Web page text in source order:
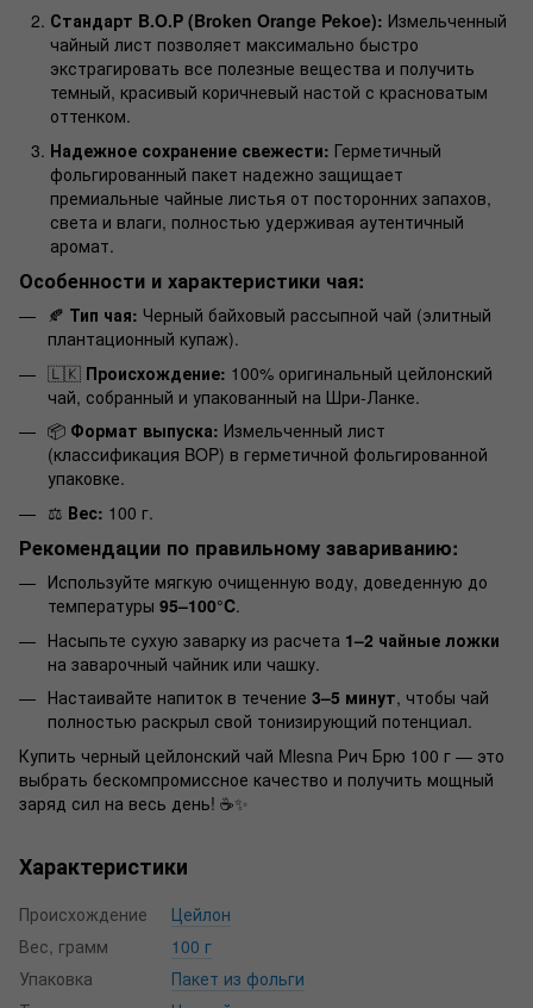
Стандарт B.O.P (Broken Orange Pekoe): Измельченный
чайный лист позволяет максимально быстро
экстрагировать все полезные вещества и получить
темный, красивый коричневый настой с красноватым
оттенком.
Надежное сохранение свежести: Герметичный
фольгированный пакет надежно защищает
премиальные чайные листья от посторонних запахов,
света и влаги, полностью удерживая аутентичный
аромат.
Особенности и характеристики чая:
🍂 Тип чая: Черный байховый рассыпной чай (элитный
плантационный купаж).
🇱🇰 Происхождение: 100% оригинальный цейлонский
чай, собранный и упакованный на Шри-Ланке.
📦 Формат выпуска: Измельченный лист
(классификация BOP) в герметичной фольгированной
упаковке.
⚖️ Вес: 100 г.
Рекомендации по правильному завариванию:
Используйте мягкую очищенную воду, доведенную до
температуры 95–100°C.
Насыпьте сухую заварку из расчета 1–2 чайные ложки
на заварочный чайник или чашку.
Настаивайте напиток в течение 3–5 минут, чтобы чай
полностью раскрыл свой тонизирующий потенциал.
Купить черный цейлонский чай Mlesna Рич Брю 100 г — это
выбрать бескомпромиссное качество и получить мощный
заряд сил на весь день! ☕✨
Характеристики
Происхождение
Цейлон
Вес, грамм
100 г
Упаковка
Пакет из фольги